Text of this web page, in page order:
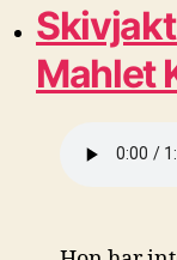
Mahlet